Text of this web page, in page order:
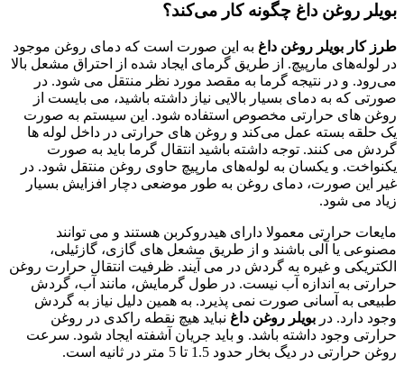
بویلر روغن داغ چگونه کار می‌کند؟
طرز کار بویلر روغن داغ به این صورت است که دمای روغن موجود
در لوله‌های مارپیچ. از طریق گرمای ایجاد شده از احتراق مشعل بالا
می‌رود. و در نتیجه گرما به مقصد مورد نظر منتقل می شود. در
صورتی که به دمای بسیار بالایی نیاز داشته باشید، می بایست از
روغن های حرارتی مخصوص استفاده شود. این سیستم به صورت
یک حلقه بسته عمل می‌کند و روغن های حرارتی در داخل لوله ها
گردش می کنند. توجه داشته باشید انتقال گرما باید به صورت
یکنواخت. و یکسان به لوله‌های مارپیچ حاوی روغن منتقل شود. در
غیر این صورت، دمای روغن به طور موضعی دچار افزایش بسیار
زیاد می شود.
مایعات حرارتی معمولا دارای هیدروکربن هستند و می توانند
مصنوعی یا آلی باشند و از طریق مشعل های گازی، گازئیلی،
الکتریکی و غیره به گردش در می آیند. ظرفیت انتقال حرارت روغن
حرارتی به اندازه آب نیست. در طول گرمایش، مانند آب، گردش
طبیعی به آسانی صورت نمی پذیرد. به همین دلیل نیاز به گردش
وجود دارد. در بویلر روغن داغ نباید هیچ نقطه راکدی در روغن
حرارتی وجود داشته باشد. و باید جریان آشفته ایجاد شود. سرعت
روغن حرارتی در دیگ بخار حدود 1.5 تا 5 متر در ثانیه است.